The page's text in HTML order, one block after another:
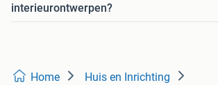
interieurontwerpen?
Home Huis en Inrichting